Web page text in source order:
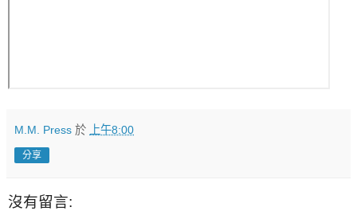
M.M. Press 於 上午8:00
分享
沒有留言: